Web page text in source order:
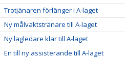
Trotjänaren förlänger i A-laget
Ny målvaktstränare till A-laget
Ny lagledare klar till A-laget
En till ny assisterande till A-laget